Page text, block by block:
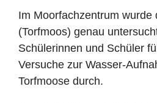
Im Moorfachzentrum wurde
(Torfmoos) genau
Schülerinnen und Schüler
Versuche zur Wasser-
Torfmoose durch.